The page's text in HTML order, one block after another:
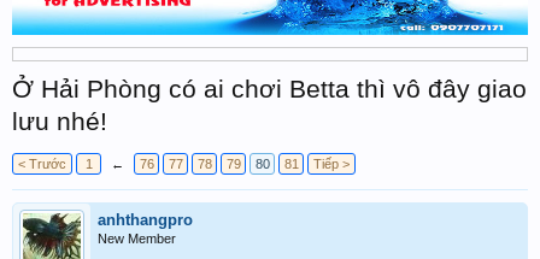
Ở Hải Phòng có ai chơi Betta thì vô đây giao
lưu nhé!
< Trước 1 ← 76 77 78 79 80 81 Tiếp >
anhthangpro
New Member